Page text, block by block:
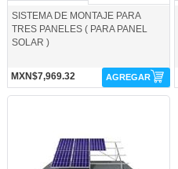
SISTEMA DE MONTAJE PARA
TRES PANELES ( PARA PANEL
SOLAR )
MXN$7,969.32 AGREGAR